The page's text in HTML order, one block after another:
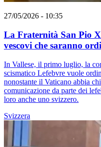
27/05/2026 - 10:35
La Fraternità San Pio
vescovi che saranno
In Vallese, il primo luglio, la
scismatico Lefebvre vuole
nonostante il Vaticano abbia
comunicazione da parte dei
loro anche uno svizzero.
Svizzera